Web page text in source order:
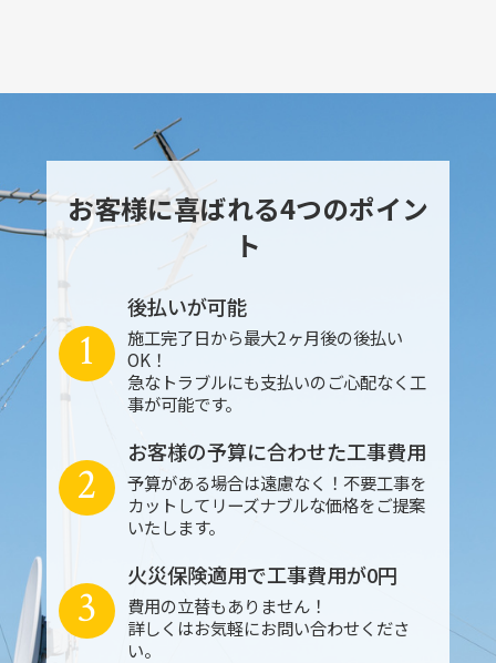
お客様に喜ばれる4つのポイン
ト
後払いが可能
施工完了日から最大2ヶ月後の後払い
OK！
急なトラブルにも支払いのご心配なく工
事が可能です。
1
お客様の予算に合わせた工事費用
予算がある場合は遠慮なく！不要工事を
カットしてリーズナブルな価格をご提案
いたします。
2
火災保険適用で工事費用が0円
費用の立替もありません！
詳しくはお気軽にお問い合わせくださ
い。
3